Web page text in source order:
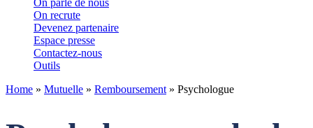
On parle de nous
On recrute
Devenez partenaire
Espace presse
Contactez-nous
Outils
Home » Mutuelle » Remboursement » Psychologue